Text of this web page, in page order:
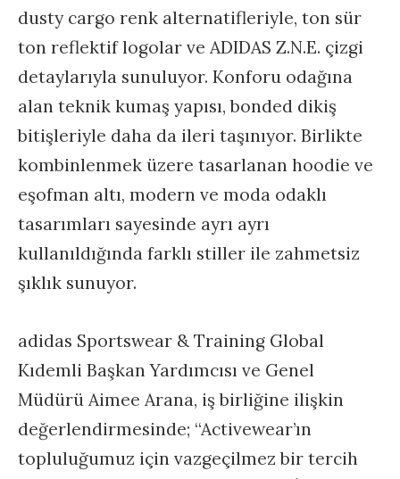
dusty cargo renk alternatifleriyle, ton sür
ton reflektif logolar ve ADIDAS Z.N.E. çizgi
detaylarıyla sunuluyor. Konforu odağına
alan teknik kumaş yapısı, bonded dikiş
bitişleriyle daha da ileri taşınıyor. Birlikte
kombinlenmek üzere tasarlanan hoodie ve
eşofman altı, modern ve moda odaklı
tasarımları sayesinde ayrı ayrı
kullanıldığında farklı stiller ile zahmetsiz
şıklık sunuyor.
adidas Sportswear & Training Global
Kıdemli Başkan Yardımcısı ve Genel
Müdürü Aimee Arana, iş birliğine ilişkin
değerlendirmesinde; “Activewear’ın
topluluğumuz için vazgeçilmez bir tercih